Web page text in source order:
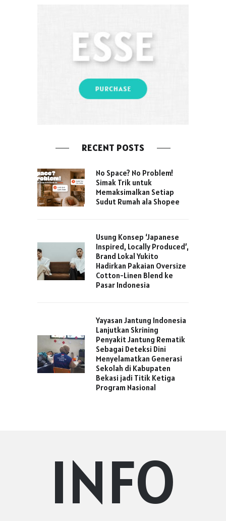
RECENT POSTS
No Space? No Problem!
Simak Trik untuk
Memaksimalkan Setiap
Sudut Rumah ala Shopee
Usung Konsep ‘Japanese
Inspired, Locally Produced’,
Brand Lokal Yukito
Hadirkan Pakaian Oversize
Cotton-Linen Blend ke
Pasar Indonesia
Yayasan Jantung Indonesia
Lanjutkan Skrining
Penyakit Jantung Rematik
Sebagai Deteksi Dini
Menyelamatkan Generasi
Sekolah di Kabupaten
Bekasi jadi Titik Ketiga
Program Nasional
INFO